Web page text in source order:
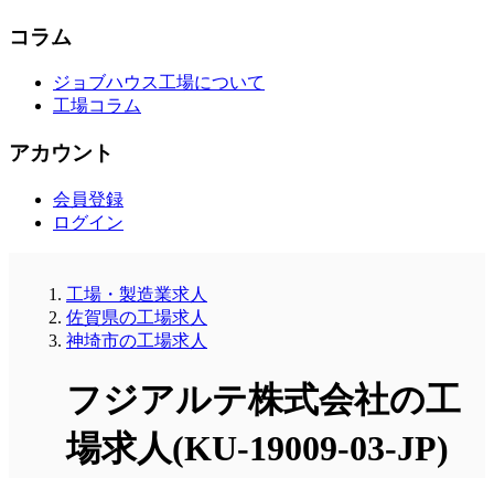
コラム
ジョブハウス工場について
工場コラム
アカウント
会員登録
ログイン
工場・製造業求人
佐賀県の工場求人
神埼市の工場求人
フジアルテ株式会社の工
場求人(KU-19009-03-JP)